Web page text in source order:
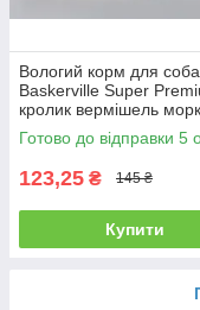
Вологий корм для
Baskerville Super
кролик вермішель
400 г
Готово до відправки 5
123,25 ₴ 145 ₴
Купити